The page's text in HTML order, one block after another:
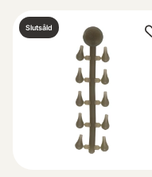
Slutsåld